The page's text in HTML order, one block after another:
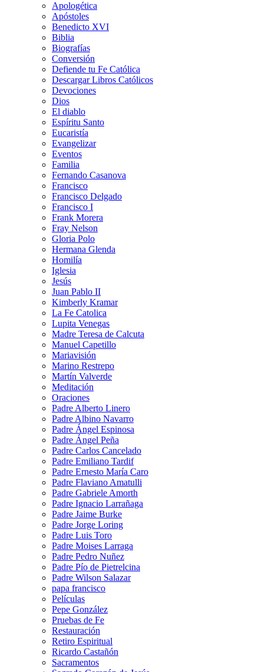
Apologética
Apóstoles
Benedicto XVI
Biblia
Biografías
Conversión
Defiende tu Fe Católica
Descargar Libros Católicos
Devociones
Dios
El diablo
Espíritu Santo
Eucaristía
Evangelizar
Eventos
Familia
Fernando Casanova
Francisco
Francisco Delgado
Francisco I
Frank Morera
Fray Nelson
Gloria Polo
Hermana Glenda
Homilía
Iglesia
Jesús
Juan Pablo II
Kimberly Kramar
La Fe Catolica
Lupita Venegas
Madre Teresa de Calcuta
Manuel Capetillo
Mariavisión
Marino Restrepo
Martín Valverde
Meditación
Oraciones
Padre Alberto Linero
Padre Albino Navarro
Padre Ángel Espinosa
Padre Ángel Peña
Padre Carlos Cancelado
Padre Emiliano Tardif
Padre Ernesto María Caro
Padre Flaviano Amatulli
Padre Gabriele Amorth
Padre Ignacio Larrañaga
Padre Jaime Burke
Padre Jorge Loring
Padre Luis Toro
Padre Moises Larraga
Padre Pedro Nuñez
Padre Pío de Pietrelcina
Padre Wilson Salazar
papa francisco
Películas
Pepe González
Pruebas de Fe
Restauración
Retiro Espiritual
Ricardo Castañón
Sacramentos